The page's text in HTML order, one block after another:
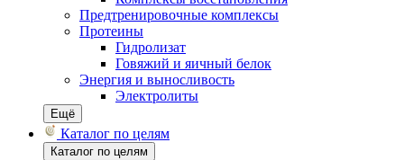
Предтренировочные комплексы
Протеины
Гидролизат
Говяжий и яичный белок
Энергия и выносливость
Электролиты
Ещё
Каталог по целям
Каталог по целям